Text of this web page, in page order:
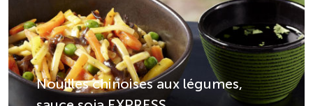
Nouilles chinoises aux légumes,